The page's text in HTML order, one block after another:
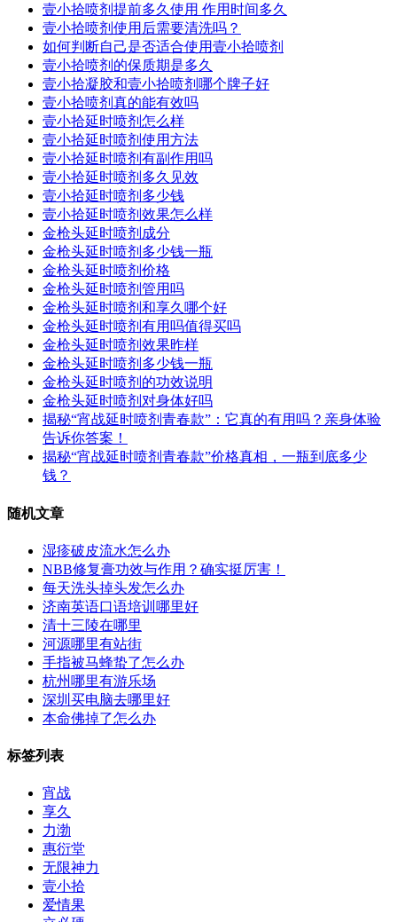
壹小拾喷剂提前多久使用 作用时间多久
壹小拾喷剂使用后需要清洗吗？
如何判断自己是否适合使用壹小拾喷剂
壹小拾喷剂的保质期是多久
壹小拾凝胶和壹小拾喷剂哪个牌子好
壹小拾喷剂真的能有效吗
壹小拾延时喷剂怎么样
壹小拾延时喷剂使用方法
壹小拾延时喷剂有副作用吗
壹小拾延时喷剂多久见效
壹小拾延时喷剂多少钱
壹小拾延时喷剂效果怎么样
金枪头延时喷剂成分
金枪头延时喷剂多少钱一瓶
金枪头延时喷剂价格
金枪头延时喷剂管用吗
金枪头延时喷剂和享久哪个好
金枪头延时喷剂有用吗值得买吗
金枪头延时喷剂效果昨样
金枪头延时喷剂多少钱一瓶
金枪头延时喷剂的功效说明
金枪头延时喷剂对身体好吗
揭秘“宵战延时喷剂青春款”：它真的有用吗？亲身体验
告诉你答案！
揭秘“宵战延时喷剂青春款”价格真相，一瓶到底多少
钱？
随机文章
湿疹破皮流水怎么办
NBB修复膏功效与作用？确实挺厉害！
每天洗头掉头发怎么办
济南英语口语培训哪里好
清十三陵在哪里
河源哪里有站街
手指被马蜂蛰了怎么办
杭州哪里有游乐场
深圳买电脑去哪里好
本命佛掉了怎么办
标签列表
宵战
享久
力渤
惠衍堂
无限神力
壹小拾
爱情果